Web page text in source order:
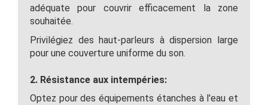
adéquate pour couvrir efficacement la zone
souhaitée.
Privilégiez des haut-parleurs à dispersion large
pour une couverture uniforme du son.
2. Résistance aux intempéries:
Optez pour des équipements étanches à l'eau et